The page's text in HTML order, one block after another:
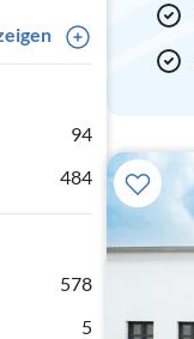
94
484
578
5